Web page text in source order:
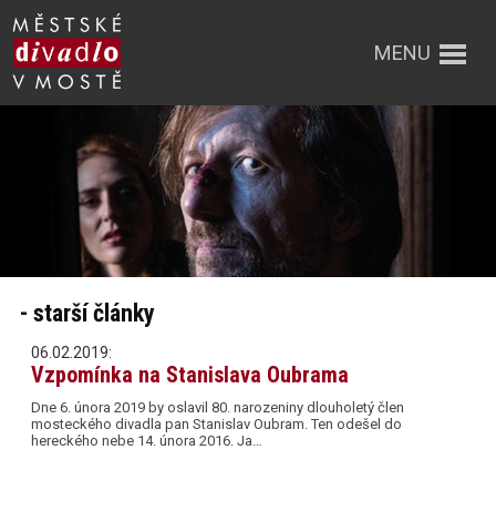
MENU
- starší články
06.02.2019:
Vzpomínka na Stanislava Oubrama
Dne 6. února 2019 by oslavil 80. narozeniny dlouholetý člen
mosteckého divadla pan Stanislav Oubram. Ten odešel do
hereckého nebe 14. února 2016. Ja…